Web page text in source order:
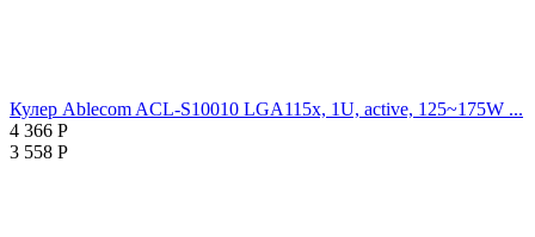
Кулер Ablecom ACL-S10010 LGA115x, 1U, active, 125~175W ...
4 366 Р
3 558 Р